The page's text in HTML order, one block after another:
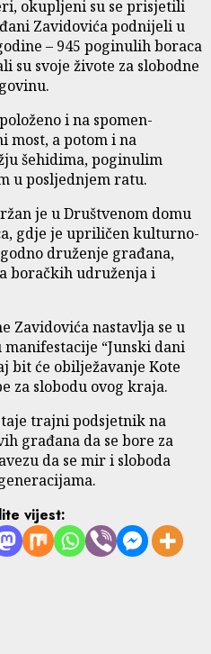
okupljeni su se prisjetili
Zavidovića podnijeli u
– 945 poginulih boraca
su svoje živote za slobodne
i na spomen-
most, a potom i na
šehidima, poginulim
u posljednjem ratu.
je u Društvenom domu
gdje je upriličen kulturno-
druženje građana,
boračkih udruženja i
Zavidovića nastavlja se u
“Junski dani
bit će obilježavanje Kote
za slobodu ovog kraja.
trajni podsjetnik na
građana da se bore za
da se mir i sloboda
vijest: